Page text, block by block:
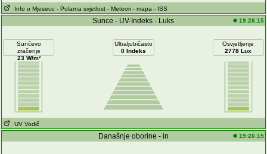
Info o Mjesecu - Polarna svjetlost - Meteori - mapa - ISS
Sunce - UV-Indeks - Luks 19:26:15
Sunčevo
zračenje
23 W/m²
Ultraljubičasto
0 Indeks
Osvjetljenje
2778 Lux
UV Vodič
Današnje oborine - in 19:26:15